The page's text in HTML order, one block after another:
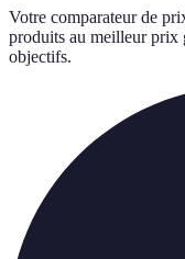
Votre comparateur de
produits au meilleur prix
objectifs.